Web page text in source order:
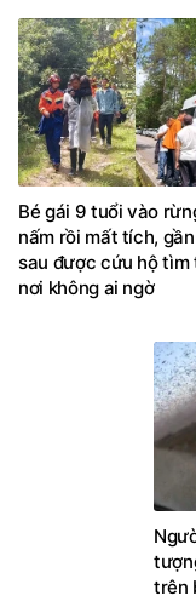
Bé gái 9 tuổi vào
nấm rồi mất tích,
sau được cứu hộ tìm
nơi không ai ngờ
trên